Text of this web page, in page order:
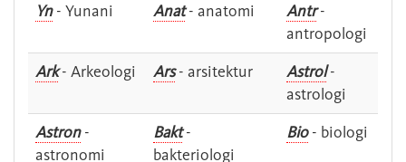
Yn- Yunani Anat- anatomi Antr-
antropologi
Ark- Arkeologi Ars- arsitektur Astrol-
astrologi
Astron-
astronomi
Bakt-
bakteriologi
Bio- biologi